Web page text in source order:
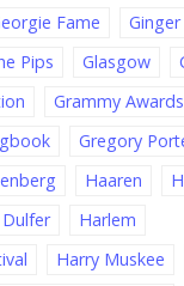
Fame
Pips
Glasgow
Grammy Awards
Gregory
Haaren
Harlem
Harry Muskee